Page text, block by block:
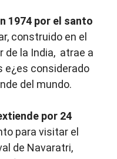
1974 por el santo
construido en el
de la India, atrae a
e¿es considerado
del mundo.
por 24
para visitar el
de Navaratri,